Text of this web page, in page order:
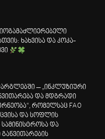
ხახვისა და კოკა-
– „ინკლუზიური
და მდგრადი
რომელსაც FAO
და სოფლის
სამინისტროსა და